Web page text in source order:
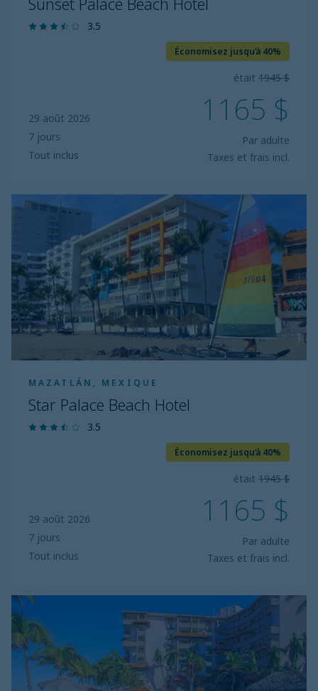
3.5
29 août 2026
7 jours
Tout inclus
Économisez jusqu’à 40%
était 1945 $
1165 $
Par adulte
Taxes et frais incl.
MAZATLÁN, MEXIQUE
Star Palace Beach Hotel
3.5
29 août 2026
7 jours
Tout inclus
Économisez jusqu’à 40%
était 1945 $
1165 $
Par adulte
Taxes et frais incl.
Star
Luna
Palace
Hotel
and
Suites